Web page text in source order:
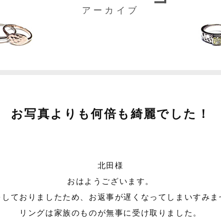
アーカイブ
お写真よりも何倍も綺麗でした！
北田様
おはようございます。
しておりましたため、お返事が遅くなってしまいすみま
リングは家族のものが無事に受け取りました。